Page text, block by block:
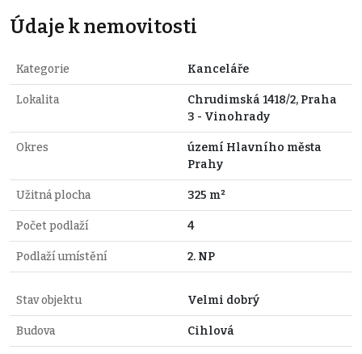
Údaje k nemovitosti
Kategorie Kanceláře
Lokalita
Chrudimská 1418/2, Praha
3 - Vinohrady
Okres
území Hlavního města
Prahy
Užitná plocha 325 m²
Počet podlaží 4
Podlaží umístění 2. NP
Stav objektu Velmi dobrý
Budova Cihlová